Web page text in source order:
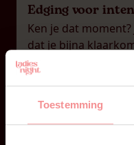
Toestemming
Edging voor
Ken je dat
dat je bijna
wel beseft wat er
Op zich helemaal
nadien toch met
Je […]